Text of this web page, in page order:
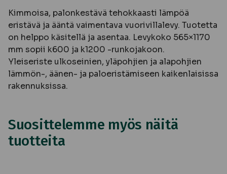
Kimmoisa, palonkestävä tehokkaasti lämpöä
eristävä ja ääntä vaimentava vuorivillalevy. Tuotetta
on helppo käsitellä ja asentaa. Levykoko 565×1170
mm sopii k600 ja k1200 -runkojakoon.
Yleiseriste ulkoseinien, yläpohjien ja alapohjien
lämmön-, äänen- ja paloeristämiseen kaikenlaisissa
rakennuksissa.
Suosittelemme myös näitä
tuotteita